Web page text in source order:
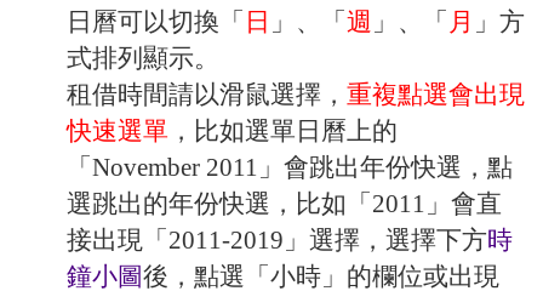
日曆可以切換「 日 」、「 週 」、「 月 」方
式排列顯示。
租借時間請以滑鼠選擇， 重複點選會出現
快速選單 ，比如選單日曆上的
「November 2011」會跳出年份快選，點
選跳出的年份快選，比如「2011」會直
接出現「2011-2019」選擇，選擇下方時
鐘小圖後，點選「小時」的欄位或出現